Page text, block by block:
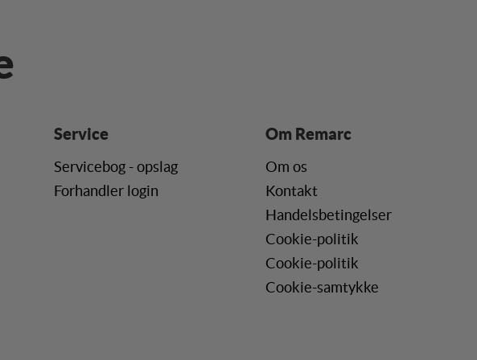
Service
Servicebog - opslag
Forhandler login
Om Remarc
Om os
Kontakt
Handelsbetingelser
Cookie-politik
Cookie-politik
Cookie-samtykke
på tværs af flere hjemmesider og
annoncer, når denne færdes på